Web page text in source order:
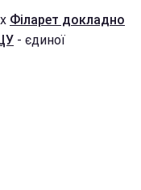
Філарет докладно
- єдиної